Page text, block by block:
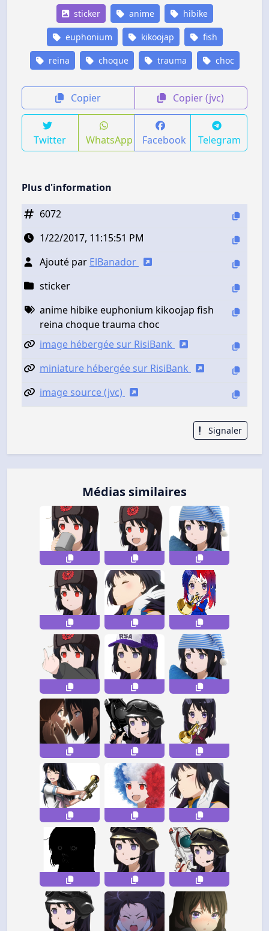
sticker anime hibike
euphonium kikoojap fish
reina choque trauma choc
Copier Copier (jvc)
Twitter WhatsApp Facebook Telegram
Plus d'information
6072
1/22/2017, 11:15:51 PM
Ajouté par ElBanador
sticker
anime hibike euphonium kikoojap fish
reina choque trauma choc
image hébergée sur RisiBank
miniature hébergée sur RisiBank
image source (jvc)
Signaler
Médias similaires